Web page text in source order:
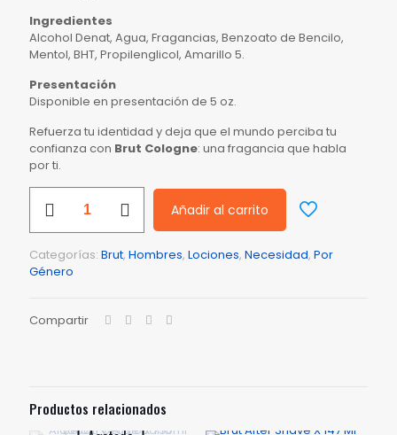
Ingredientes
Alcohol Denat, Agua, Fragancias, Benzoato de Bencilo,
Mentol, BHT, Propilenglicol, Amarillo 5.
Presentación
Disponible en presentación de 5 oz.
Refuerza tu identidad y deja que el mundo perciba tu
confianza con Brut Cologne: una fragancia que habla
por ti.
Colonia
Clásica
147
Ml
Añadir al carrito
Categorías: Brut, Hombres, Lociones, Necesidad, Por
Género
Compartir
Productos relacionados